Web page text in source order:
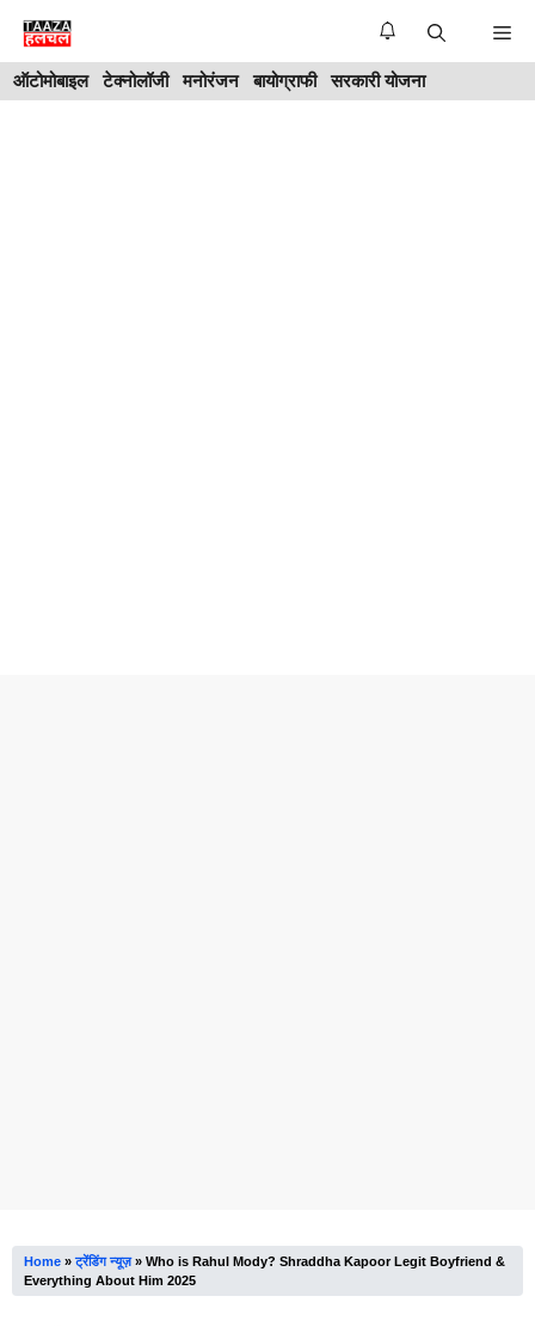
Skip
content
ऑटोमोबाइल टेक्नोलॉजी मनोरंजन बायोग्राफी सरकारी योजना
Home »ट्रेंडिंग न्यूज़» Who is Rahul Mody? Shraddha Kapoor Legit Boyfriend &
Everything About Him 2025